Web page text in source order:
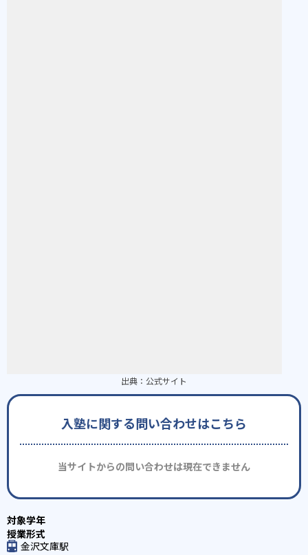
出典： 公式サイト
入塾に関する問い合わせはこちら
当サイトからの問い合わせは現在できません
金沢文庫駅